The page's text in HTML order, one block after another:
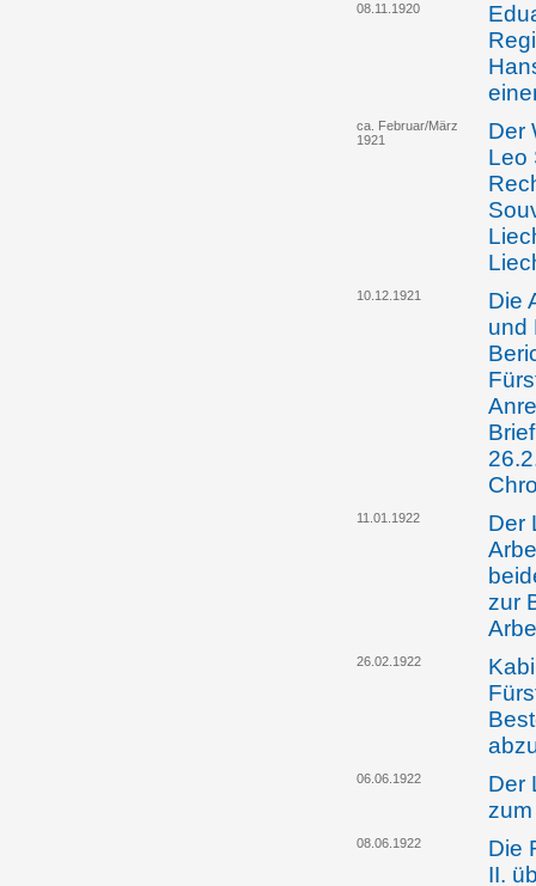
08.11.1920
ca. Februar/März
1921
Der
Leo
10.12.1921
Die
und
11.01.1922
Der
zur
26.02.1922
06.06.1922
Der
08.06.1922
Die
II.